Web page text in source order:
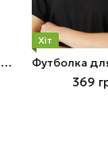
Штани жіночі S (демісезон) Синій
Хіт
369